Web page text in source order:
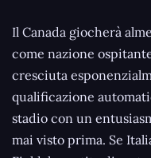
Il Canada giocherà
come nazione
cresciuta
qualificazione
stadio con un
mai visto prima. Se